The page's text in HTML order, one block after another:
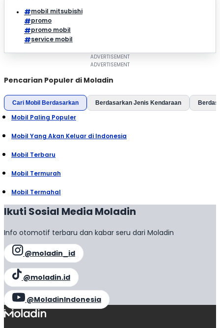
mobil mitsubishi
promo
promo mobil
service mobil
Pencarian Populer di Moladin
Cari Mobil Berdasarkan Berdasarkan Jenis Kendaraan
Mobil Paling Populer
Mobil Yang Akan Keluar di Indonesia
Mobil Terbaru
Mobil Termurah
Mobil Termahal
Ikuti Sosial Media Moladin
Info otomotif terbaru dan kabar seru dari Moladin
@moladin_id
@moladin.id
@MoladinIndonesia